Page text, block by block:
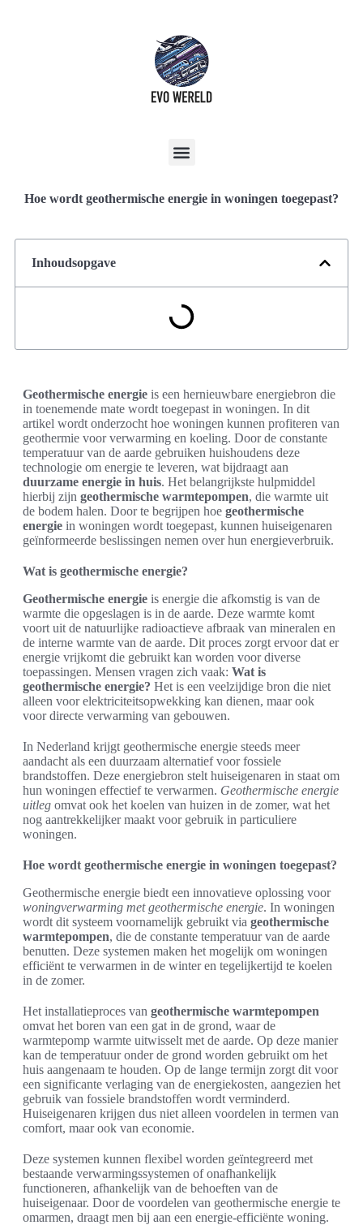
Hoe wordt geothermische energie in woningen toegepast?
Inhoudsopgave
Geothermische energie is een hernieuwbare energiebron die
in toenemende mate wordt toegepast in woningen. In dit
artikel wordt onderzocht hoe woningen kunnen profiteren van
geothermie voor verwarming en koeling. Door de constante
temperatuur van de aarde gebruiken huishoudens deze
technologie om energie te leveren, wat bijdraagt aan
duurzame energie in huis. Het belangrijkste hulpmiddel
hierbij zijn geothermische warmtepompen, die warmte uit
de bodem halen. Door te begrijpen hoe geothermische
energie in woningen wordt toegepast, kunnen huiseigenaren
geïnformeerde beslissingen nemen over hun energieverbruik.
Wat is geothermische energie?
Geothermische energie is energie die afkomstig is van de
warmte die opgeslagen is in de aarde. Deze warmte komt
voort uit de natuurlijke radioactieve afbraak van mineralen en
de interne warmte van de aarde. Dit proces zorgt ervoor dat er
energie vrijkomt die gebruikt kan worden voor diverse
toepassingen. Mensen vragen zich vaak: Wat is
geothermische energie? Het is een veelzijdige bron die niet
alleen voor elektriciteitsopwekking kan dienen, maar ook
voor directe verwarming van gebouwen.
In Nederland krijgt geothermische energie steeds meer
aandacht als een duurzaam alternatief voor fossiele
brandstoffen. Deze energiebron stelt huiseigenaren in staat om
hun woningen effectief te verwarmen. Geothermische energie
uitleg omvat ook het koelen van huizen in de zomer, wat het
nog aantrekkelijker maakt voor gebruik in particuliere
woningen.
Hoe wordt geothermische energie in woningen toegepast?
Geothermische energie biedt een innovatieve oplossing voor
woningverwarming met geothermische energie. In woningen
wordt dit systeem voornamelijk gebruikt via geothermische
warmtepompen, die de constante temperatuur van de aarde
benutten. Deze systemen maken het mogelijk om woningen
efficiënt te verwarmen in de winter en tegelijkertijd te koelen
in de zomer.
Het installatieproces van geothermische warmtepompen
omvat het boren van een gat in de grond, waar de
warmtepomp warmte uitwisselt met de aarde. Op deze manier
kan de temperatuur onder de grond worden gebruikt om het
huis aangenaam te houden. Op de lange termijn zorgt dit voor
een significante verlaging van de energiekosten, aangezien het
gebruik van fossiele brandstoffen wordt verminderd.
Huiseigenaren krijgen dus niet alleen voordelen in termen van
comfort, maar ook van economie.
Deze systemen kunnen flexibel worden geïntegreerd met
bestaande verwarmingssystemen of onafhankelijk
functioneren, afhankelijk van de behoeften van de
huiseigenaar. Door de voordelen van geothermische energie te
omarmen, draagt men bij aan een energie-efficiënte woning.